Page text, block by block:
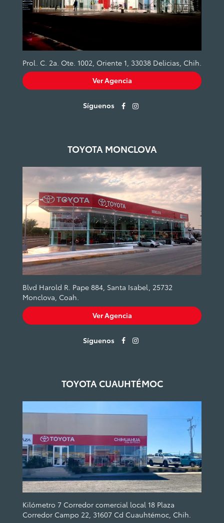
Prol. C. 2a. Ote. 1002, Oriente 1, 33038 Delicias, Chih.
Ver Agencia
Síguenos
TOYOTA MONCLOVA
Blvd Harold R. Pape 884, Santa Isabel, 25732
Monclova, Coah.
Ver Agencia
Síguenos
TOYOTA CUAUHTÉMOC
Kilómetro 7 Corredor comercial local 18 Plaza
Corredor Campo 22, 31607 Cd Cuauhtémoc, Chih.